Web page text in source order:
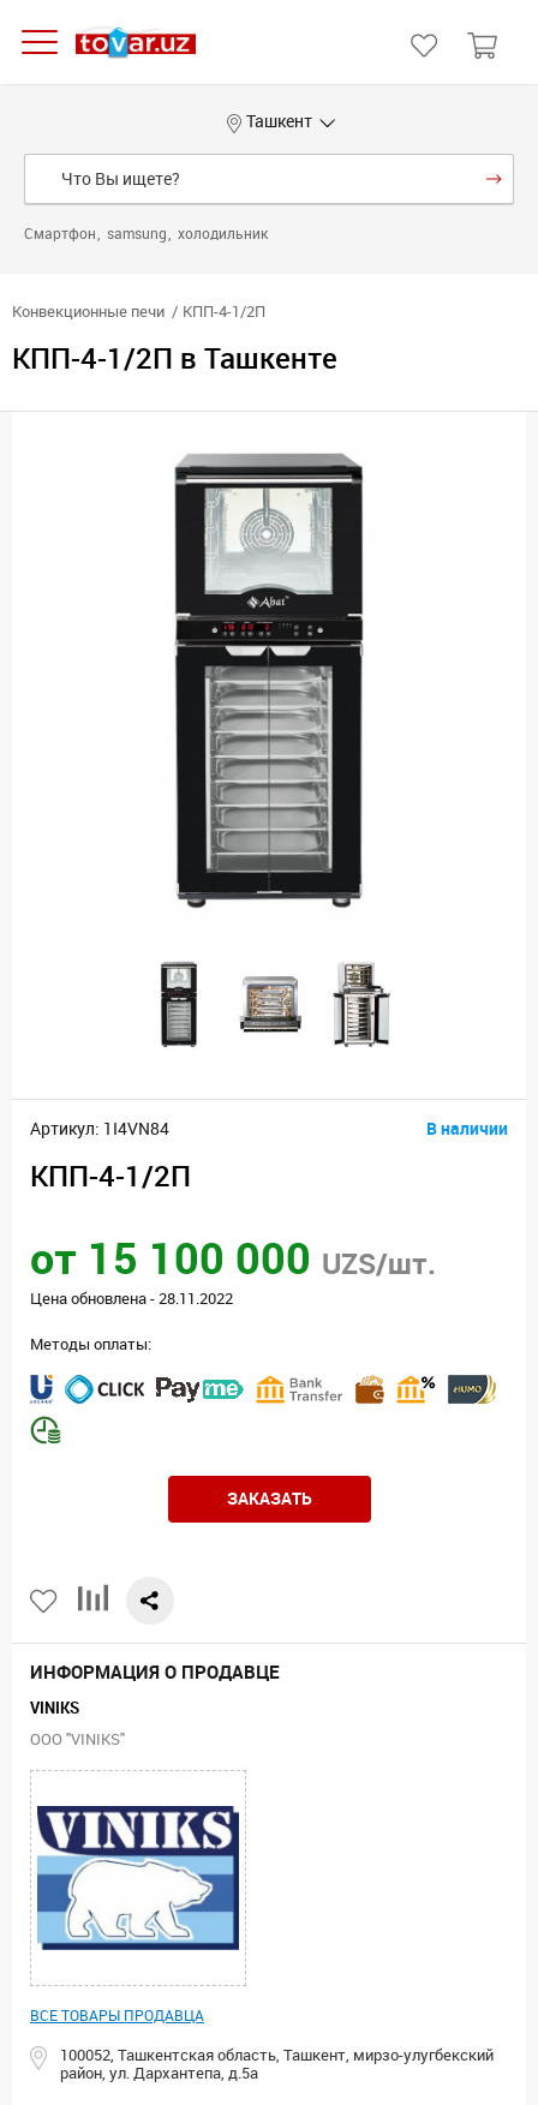
Ташкент
Смартфон samsung холодильник
Конвекционные печи КПП-4-1/2П
КПП-4-1/2П в Ташкенте
Артикул: 1I4VN84 В наличии
КПП-4-1/2П
от 15 100 000 UZS/шт.
Цена обновлена - 28.11.2022
Методы оплаты:
ЗАКАЗАТЬ
ИНФОРМАЦИЯ О ПРОДАВЦЕ
VINIKS
ООО "VINIKS"
ВСЕ ТОВАРЫ ПРОДАВЦА
100052, Ташкентская область, Ташкент, мирзо-улугбекский
район, ул. Дархантепа, д.5а